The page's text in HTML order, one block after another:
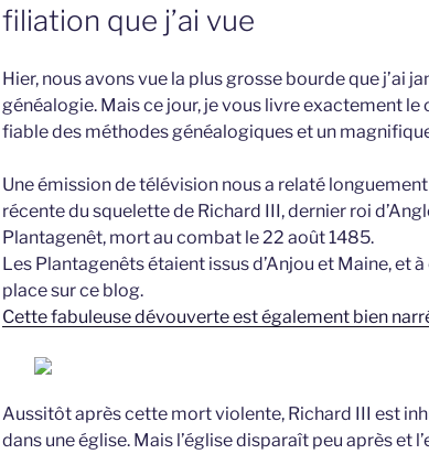
filiation que j’ai vue
Hier, nous avons vue la plus grosse bourde que j’ai
généalogie. Mais ce jour, je vous livre exactement le
fiable des méthodes généalogiques et un
Une émission de télévision nous a relaté
récente du squelette de Richard III, dernier roi
Plantagenêt, mort au combat le 22 août 1485.
Les Plantagenêts étaient issus d’Anjou et Maine, et
place sur ce blog.
Cette fabuleuse dévouverte est également bien
Aussitôt après cette mort violente, Richard III est
dans une église. Mais l’église disparaît peu après et